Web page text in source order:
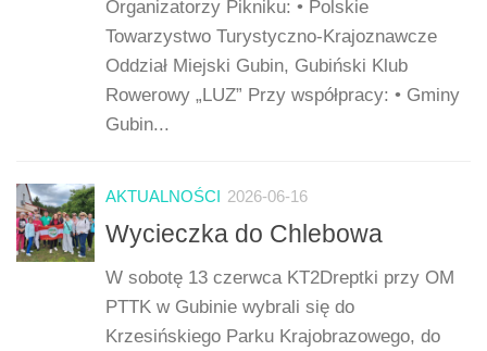
Organizatorzy Pikniku: • Polskie
Towarzystwo Turystyczno-Krajoznawcze
Oddział Miejski Gubin, Gubiński Klub
Rowerowy „LUZ” Przy współpracy: • Gminy
Gubin...
AKTUALNOŚCI 2026-06-16
Wycieczka do Chlebowa
W sobotę 13 czerwca KT2Dreptki przy OM
PTTK w Gubinie wybrali się do
Krzesińskiego Parku Krajobrazowego, do